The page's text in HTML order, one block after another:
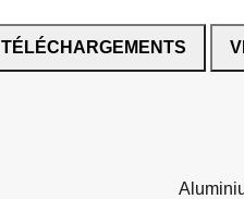
TÉLÉCHARGEMENTS